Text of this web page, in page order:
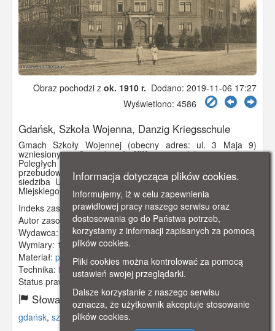
Obraz pochodzi z ok. 1910 r. Dodano: 2019-11-06 17:27
Wyświetlono: 4586
Gdańsk, Szkoła Wojenna, Danzig Kriegsschule
Gmach Szkoły Wojennej (obecny adres: ul. 3 Maja 9)
wzniesiony w 2 - ej poł. XIX w. w miejscu cmentarza
Poległych Za Ojczyznę. Początkowo koszary pionierów, po
przebudowie w latach 1893 - 94 Szkoła Wojenna. Obecnie
siedziba Urzędu Pracy oraz niektórych wydziałów Urzędu
Miejskiego.
Indeks zasobu:GSP01797
Autor zasobu:H. B. de Haan Zaandam.
Wydawca:
A. Rogorsch, Danzig, Hundegasse 47
Wymiary: 138 x 86 mm
Materiał: pocztówka
Technika: fotografia czarno-biała
Status prawny:
Użycie Niekomercyjne
Słowa kluczowe:
gdańsk, szkoła wojena,koszary
Informacja dotycząca plików cookies.
Informujemy, iż w celu zapewnienia
prawidłowej pracy naszego serwisu oraz
dostosowania go do Państwa potrzeb,
korzystamy z informacji zapisanych za pomocą
plików cookies.
Pliki cookies można kontrolować za pomocą
ustawień swojej przeglądarki.
Dalsze korzystanie z naszego serwisu
oznacza, że użytkownik akceptuje stosowanie
plików cookies.